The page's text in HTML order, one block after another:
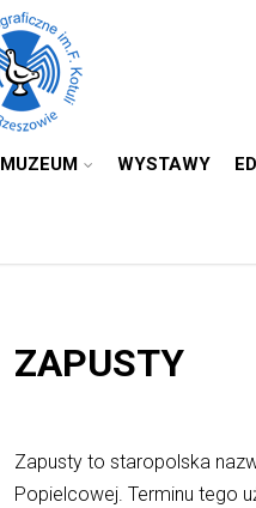
MUZEUM WYSTAWY
ZAPUSTY
Zapusty to staropolska
Popielcowej. Terminu tego